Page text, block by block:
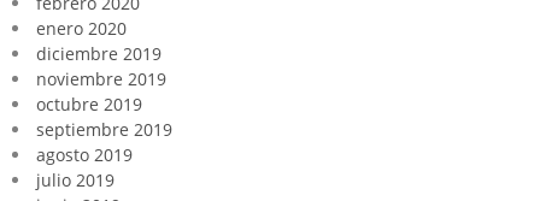
enero 2020
diciembre 2019
noviembre 2019
octubre 2019
septiembre 2019
agosto 2019
julio 2019